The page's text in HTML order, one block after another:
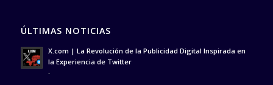
ÚLTIMAS NOTICIAS
X.com | La Revolución de la Publicidad Digital Inspirada en
la Experiencia de Twitter
-